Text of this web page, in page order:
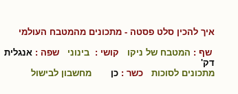
איך להכין סלט פסטה - מתכונים מהמטבח העולמי
שף : המטבח של ניקו קושי : בינוני שפה : אנגלית
דק'
מתכונים לסוכות
כשר : כן מחשבון לבישול